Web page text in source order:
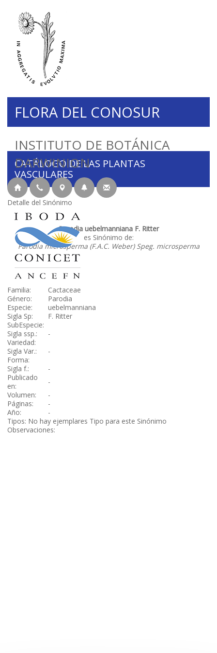
INSTITUTO DE BOTÁNICA
DARWINION
FLORA DEL CONOSUR
CATÁLOGO DE LAS PLANTAS
VASCULARES
Detalle del Sinónimo
Parodia uebelmanniana F. Ritter
es Sinónimo de:
Parodia microsperma (F.A.C. Weber) Speg. microsperma
Familia:
Cactaceae
Género:
Parodia
Especie:
uebelmanniana
Sigla Sp:
F. Ritter
SubEspecie:
Sigla ssp.:
-
Variedad:
Sigla Var.:
-
Forma:
Sigla f.:
-
Publicado
en:
-
Volumen:
-
Páginas:
-
Año:
-
Tipos: No hay ejemplares Tipo para este Sinónimo
Observaciones: